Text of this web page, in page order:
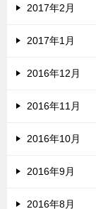
2017年2月
2017年1月
2016年12月
2016年11月
2016年10月
2016年9月
2016年8月